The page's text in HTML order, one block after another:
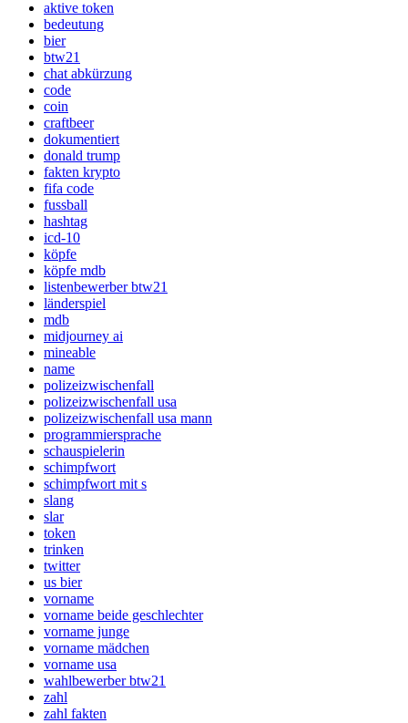
aktive token
bedeutung
bier
btw21
chat abkürzung
code
coin
craftbeer
dokumentiert
donald trump
fakten krypto
fifa code
fussball
hashtag
icd-10
köpfe
köpfe mdb
listenbewerber btw21
länderspiel
mdb
midjourney ai
mineable
name
polizeizwischenfall
polizeizwischenfall usa
polizeizwischenfall usa mann
programmiersprache
schauspielerin
schimpfwort
schimpfwort mit s
slang
slar
token
trinken
twitter
us bier
vorname
vorname beide geschlechter
vorname junge
vorname mädchen
vorname usa
wahlbewerber btw21
zahl
zahl fakten